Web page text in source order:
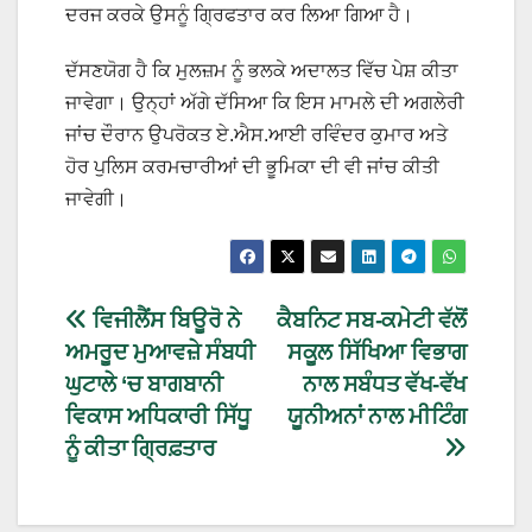
ਦਰਜ ਕਰਕੇ ਉਸਨੂੰ ਗ੍ਰਿਫਤਾਰ ਕਰ ਲਿਆ ਗਿਆ ਹੈ।
ਦੱਸਣਯੋਗ ਹੈ ਕਿ ਮੁਲਜ਼ਮ ਨੂੰ ਭਲਕੇ ਅਦਾਲਤ ਵਿੱਚ ਪੇਸ਼ ਕੀਤਾ
ਜਾਵੇਗਾ। ਉਨ੍ਹਾਂ ਅੱਗੇ ਦੱਸਿਆ ਕਿ ਇਸ ਮਾਮਲੇ ਦੀ ਅਗਲੇਰੀ
ਜਾਂਚ ਦੌਰਾਨ ਉਪਰੋਕਤ ਏ.ਐਸ.ਆਈ ਰਵਿੰਦਰ ਕੁਮਾਰ ਅਤੇ
ਹੋਰ ਪੁਲਿਸ ਕਰਮਚਾਰੀਆਂ ਦੀ ਭੂਮਿਕਾ ਦੀ ਵੀ ਜਾਂਚ ਕੀਤੀ
ਜਾਵੇਗੀ।
ਕੈਬਨਿਟ ਸਬ-ਕਮੇਟੀ ਵੱਲੋਂ
ਸਕੂਲ ਸਿੱਖਿਆ ਵਿਭਾਗ
ਨਾਲ ਸਬੰਧਤ ਵੱਖ-ਵੱਖ
ਯੂਨੀਅਨਾਂ ਨਾਲ ਮੀਟਿੰਗ
ਵਿਜੀਲੈਂਸ ਬਿਊਰੋ ਨੇ
ਅਮਰੂਦ ਮੁਆਵਜ਼ੇ ਸੰਬਧੀ
ਘੁਟਾਲੇ ‘ਚ ਬਾਗਬਾਨੀ
ਵਿਕਾਸ ਅਧਿਕਾਰੀ ਸਿੱਧੂ
ਨੂੰ ਕੀਤਾ ਗ੍ਰਿਫ਼ਤਾਰ